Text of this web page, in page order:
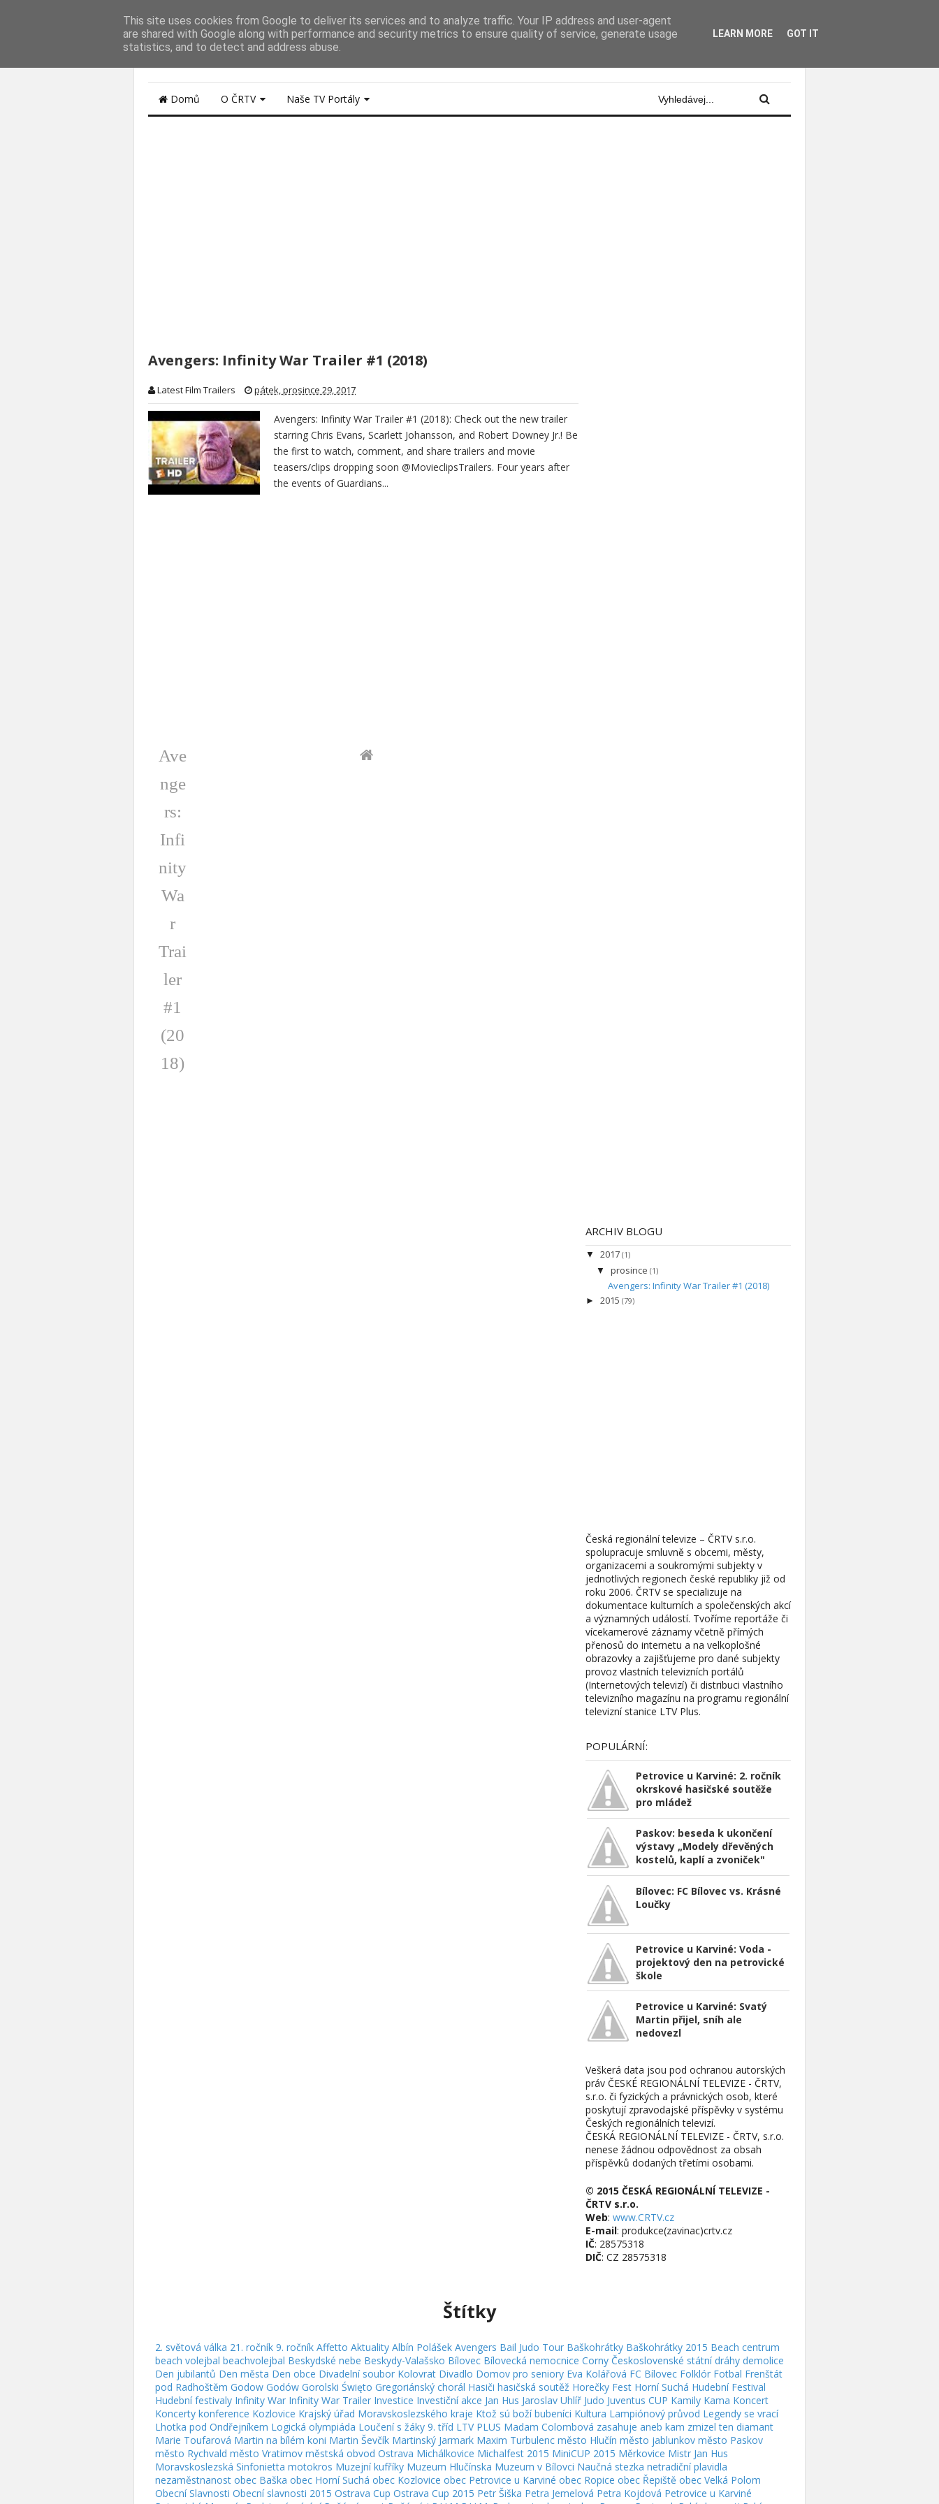
ZPRÁVY NOVINKY UDÁLOSTI
z regionů České Republiky...
Dokumentace akcí, reportáže, zpravodajství, živé přenosy, projekce na
LED obrazovky a další...
Domů O ČRTV Naše TV Portály
Avengers: Infinity War Trailer #1 (2018)
Latest Film Trailers pátek, prosince 29, 2017
Avengers: Infinity War Trailer #1 (2018): Check out the new trailer
starring Chris Evans, Scarlett Johansson, and Robert Downey Jr.! Be
the first to watch, comment, and share trailers and movie
teasers/clips dropping soon @MovieclipsTrailers. Four years after
the events of Guardians...
Ave
nge
rs:
Infi
nity
Wa
r
Trai
ler
#1
(20
18)
ARCHIV BLOGU
▼ 2017 (1)
▼prosince(1)
Avengers: Infinity War Trailer #1 (2018)
► 2015 (79)
Česká regionální televize – ČRTV s.r.o.
spolupracuje smluvně s obcemi, městy,
organizacemi a soukromými subjekty v
jednotlivých regionech české republiky již od
roku 2006. ČRTV se specializuje na
dokumentace kulturních a společenských akcí
a významných událostí. Tvoříme reportáže či
vícekamerové záznamy včetně přímých
přenosů do internetu a na velkoplošné
obrazovky a zajišťujeme pro dané subjekty
provoz vlastních televizních portálů
(Internetových televizí) či distribuci vlastního
televizního magazínu na programu regionální
televizní stanice LTV Plus.
POPULÁRNÍ:
Petrovice u Karviné: 2. ročník
okrskové hasičské soutěže
pro mládež
Paskov: beseda k ukončení
výstavy „Modely dřevěných
kostelů, kaplí a zvoniček"
Bílovec: FC Bílovec vs. Krásné
Loučky
Petrovice u Karviné: Voda -
projektový den na petrovické
škole
Petrovice u Karviné: Svatý
Martin přijel, sníh ale
nedovezl
Veškerá data jsou pod ochranou autorských
práv ČESKÉ REGIONÁLNÍ TELEVIZE - ČRTV,
s.r.o. či fyzických a právnických osob, které
poskytují zpravodajské příspěvky v systému
Českých regionálních televizí.
ČESKÁ REGIONÁLNÍ TELEVIZE - ČRTV, s.r.o.
nenese žádnou odpovědnost za obsah
příspěvků dodaných třetími osobami.
© 2015 ČESKÁ REGIONÁLNÍ TELEVIZE -
ČRTV s.r.o.
Web: www.CRTV.cz
E-mail: produkce(zavinac)crtv.cz
IČ: 28575318
DIČ: CZ 28575318
Štítky
2. světová válka 21. ročník 9. ročník Affetto Aktuality Albín Polášek Avengers Bail Judo Tour Baškohrátky Baškohrátky 2015 Beach centrum
beach volejbal beachvolejbal Beskydské nebe Beskydy-Valašsko Bílovec Bílovecká nemocnice Corny Československé státní dráhy demolice
Den jubilantů Den města Den obce Divadelní soubor Kolovrat Divadlo Domov pro seniory Eva Kolářová FC Bílovec Folklór Fotbal Frenštát
pod Radhoštěm Godow Godów Gorolski Święto Gregoriánský chorál Hasiči hasičská soutěž Horečky Fest Horní Suchá Hudební Festival
Hudební festivaly Infinity War Infinity War Trailer Investice Investiční akce Jan Hus Jaroslav Uhlíř Judo Juventus CUP Kamily Kama Koncert
Koncerty konference Kozlovice Krajský úřad Moravskoslezského kraje Ktož sú boží bubeníci Kultura Lampiónový průvod Legendy se vrací
Lhotka pod Ondřejníkem Logická olympiáda Loučení s žáky 9. tříd LTV PLUS Madam Colombová zasahuje aneb kam zmizel ten diamant
Marie Toufarová Martin na bílém koni Martin Ševčík Martinský Jarmark Maxim Turbulenc město Hlučín město jablunkov město Paskov
město Rychvald město Vratimov městská obvod Ostrava Michálkovice Michalfest 2015 MiniCUP 2015 Měrkovice Mistr Jan Hus
Moravskoslezská Sinfonietta motokros Muzejní kufříky Muzeum Hlučínska Muzeum v Bílovci Naučná stezka netradiční plavidla
nezaměstnanost obec Baška obec Horní Suchá obec Kozlovice obec Petrovice u Karviné obec Ropice obec Řepiště obec Velká Polom
Obecní Slavnosti Obecní slavnosti 2015 Ostrava Cup Ostrava Cup 2015 Petr Šiška Petra Jemelová Petra Kojdová Petrovice u Karviné
This site uses cookies from Google to deliver its services and to analyze traffic. Your IP address and user-agent
are shared with Google along with performance and security metrics to ensure quality of service, generate usage
statistics, and to detect and address abuse.
LEARN MORE GOT IT